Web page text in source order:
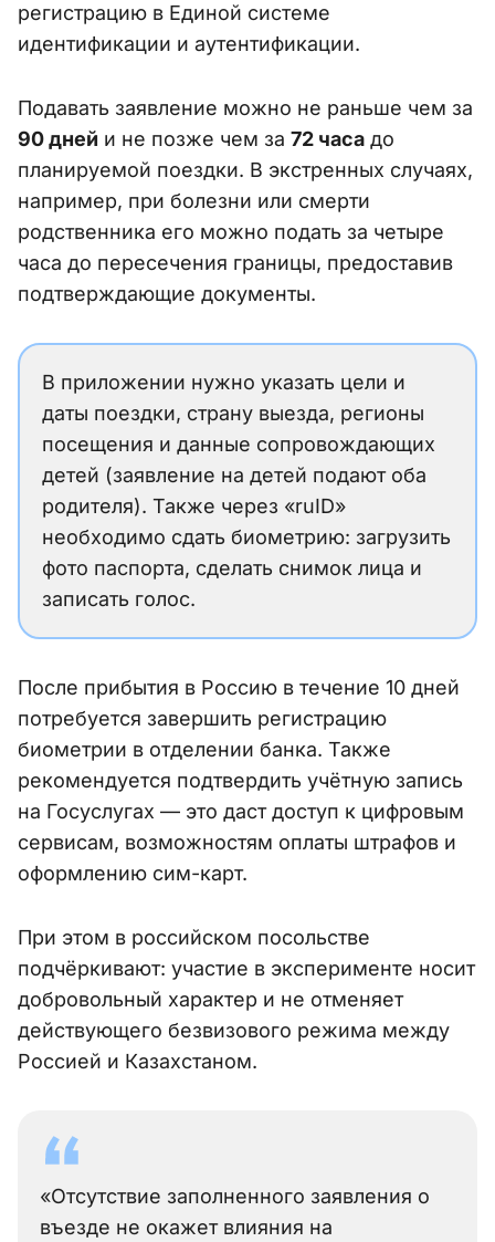
регистрацию в Единой системе
идентификации и аутентификации.
Подавать заявление можно не раньше чем за
90 дней и не позже чем за 72 часа до
планируемой поездки. В экстренных случаях,
например, при болезни или смерти
родственника его можно подать за четыре
часа до пересечения границы, предоставив
подтверждающие документы.
В приложении нужно указать цели и
даты поездки, страну выезда, регионы
посещения и данные сопровождающих
детей (заявление на детей подают оба
родителя). Также через «ruID»
необходимо сдать биометрию: загрузить
фото паспорта, сделать снимок лица и
записать голос.
После прибытия в Россию в течение 10 дней
потребуется завершить регистрацию
биометрии в отделении банка. Также
рекомендуется подтвердить учётную запись
на Госуслугах — это даст доступ к цифровым
сервисам, возможностям оплаты штрафов и
оформлению сим-карт.
При этом в российском посольстве
подчёркивают: участие в эксперименте носит
добровольный характер и не отменяет
действующего безвизового режима между
Россией и Казахстаном.
«Отсутствие заполненного заявления о
въезде не окажет влияния на